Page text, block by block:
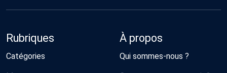
Rubriques
Catégories
À propos
Qui sommes-nous ?